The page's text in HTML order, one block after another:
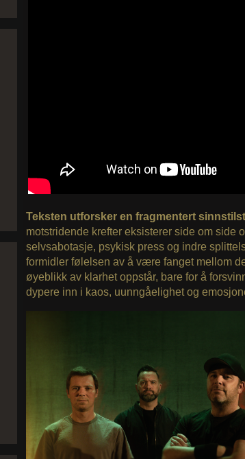
Teksten utforsker en fragmentert
motstridende krefter eksisterer side om side
selvsabotasje, psykisk press og indre
formidler følelsen av å være fanget mellom
øyeblikk av klarhet oppstår, bare for å
dypere inn i kaos, uunngåelighet og